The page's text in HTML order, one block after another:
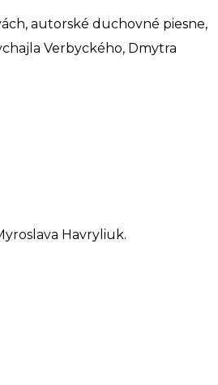
autorské duchovné piesne,
Verbyckého, Dmytra
Havryliuk.